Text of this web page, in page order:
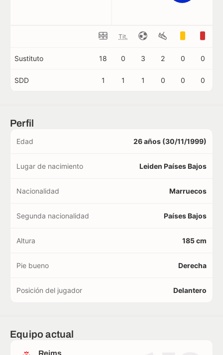
Tit.
Sustituto 18 0 3 2 0 0
SDD 1 1 1 0 0 0
Perfil
Edad 26 años (30/11/1999)
Lugar de nacimiento Leiden Países Bajos
Nacionalidad Marruecos
Segunda nacionalidad Países Bajos
Altura 185 cm
Pie bueno Derecha
Posición del jugador Delantero
Equipo actual